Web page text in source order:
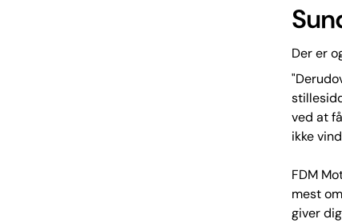
Der er
ved at
ikke
FDM
mest
giver